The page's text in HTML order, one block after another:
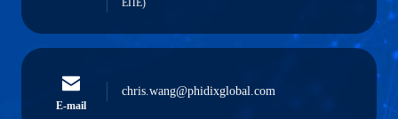
ΕΠΕ)
E-mail
chris.wang@phidixglobal.com